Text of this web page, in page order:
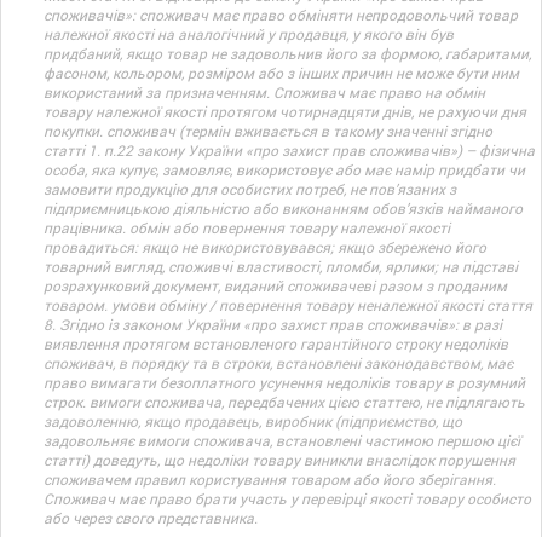
споживачів»: споживач має право обміняти непродовольчий товар
належної якості на аналогічний у продавця, у якого він був
придбаний, якщо товар не задовольнив його за формою, габаритами,
фасоном, кольором, розміром або з інших причин не може бути ним
використаний за призначенням. Споживач має право на обмін
товару належної якості протягом чотирнадцяти днів, не рахуючи дня
покупки. споживач (термін вживається в такому значенні згідно
статті 1. п.22 закону України «про захист прав споживачів») – фізична
особа, яка купує, замовляє, використовує або має намір придбати чи
замовити продукцію для особистих потреб, не пов’язаних з
підприємницькою діяльністю або виконанням обов’язків найманого
працівника. обмін або повернення товару належної якості
провадиться: якщо не використовувався; якщо збережено його
товарний вигляд, споживчі властивості, пломби, ярлики; на підставі
розрахунковий документ, виданий споживачеві разом з проданим
товаром. умови обміну / повернення товару неналежної якості стаття
8. Згідно із законом України «про захист прав споживачів»: в разі
виявлення протягом встановленого гарантійного строку недоліків
споживач, в порядку та в строки, встановлені законодавством, має
право вимагати безоплатного усунення недоліків товару в розумний
строк. вимоги споживача, передбачених цією статтею, не підлягають
задоволенню, якщо продавець, виробник (підприємство, що
задовольняє вимоги споживача, встановлені частиною першою цієї
статті) доведуть, що недоліки товару виникли внаслідок порушення
споживачем правил користування товаром або його зберігання.
Споживач має право брати участь у перевірці якості товару особисто
або через свого представника.